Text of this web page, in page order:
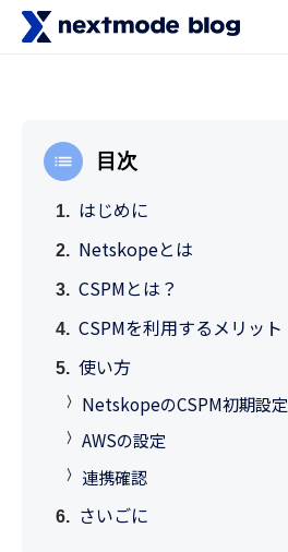
目次
はじめに
Netskopeとは
CSPMとは？
CSPMを利用するメリット
使い方
NetskopeのCSPM初期設定
AWSの設定
連携確認
さいごに